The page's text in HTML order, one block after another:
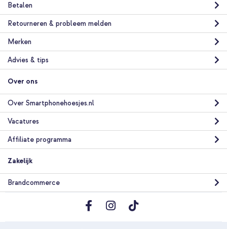
Betalen
Retourneren & probleem melden
Merken
Advies & tips
Over ons
Over Smartphonehoesjes.nl
Vacatures
Affiliate programma
Zakelijk
Brandcommerce